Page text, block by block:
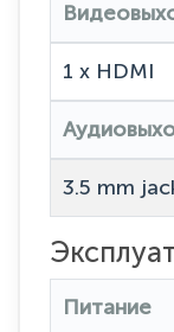
1 x HDMI
3.5 mm
Питание